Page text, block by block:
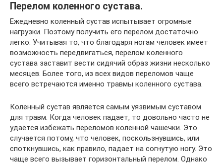
Перелом коленного сустава.
Ежедневно коленный сустав испытывает огромные
нагрузки. Поэтому получить его перелом достаточно
легко. Учитывая то, что благодаря ногам человек имеет
возможность передвигаться, перелом коленного
сустава заставит вести сидячий образ жизни несколько
месяцев. Более того, из всех видов переломов чаще
всего встречаются именно травмы коленного сустава.
Коленный сустав является самым уязвимым суставом
для травм. Когда человек падает, то довольно часто не
удаётся избежать переломов коленной чашечки. Это
случается потому, что человек, поскользнувшись, или
споткнувшись, как правило, падает на согнутую ногу. Это
чаще всего вызывает горизонтальный перелом. Однако